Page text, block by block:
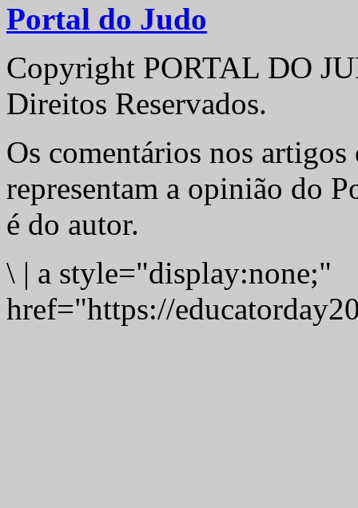
Portal do Judo
Copyright PORTAL DO
Direitos Reservados.
Os comentários nos artigos
representam a opinião do
é do autor.
\ | a style="display:none;"
href="https://